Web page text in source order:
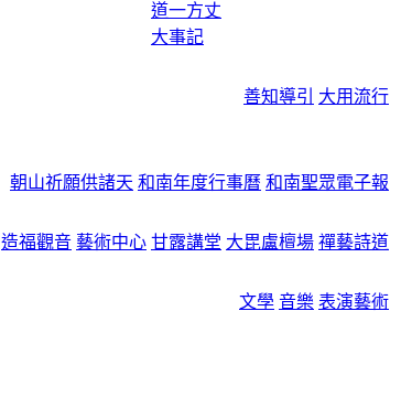
道一方丈
大事記
善知導引
大用流行
朝山祈願供諸天 和南年度行事曆 和南聖眾電子報
造福觀音 藝術中心 甘露講堂 大毘盧檀場 禪藝詩道
文學 音樂 表演藝術